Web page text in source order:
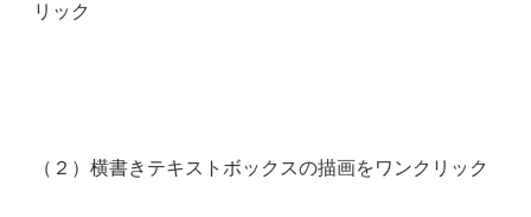
リック
（２）横書きテキストボックスの描画をワンクリック